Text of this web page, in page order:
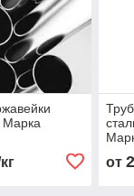
Марка
от